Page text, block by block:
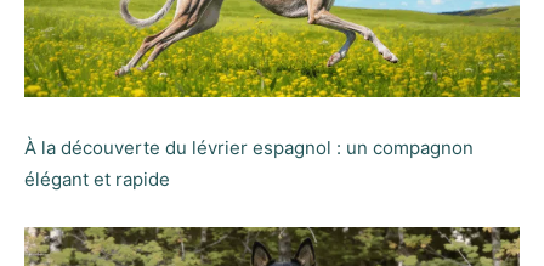
À la découverte du lévrier espagnol : un compagnon
élégant et rapide